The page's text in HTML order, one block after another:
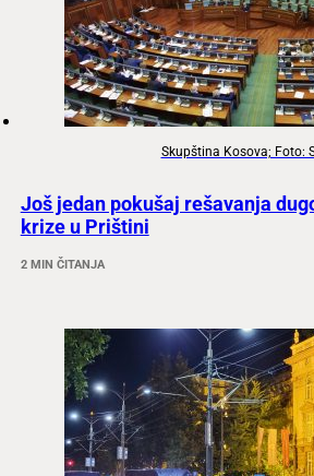
Skupština Kosova; Foto:
Još jedan pokušaj rešavanja
krize u Prištini
2 MIN ČITANJA